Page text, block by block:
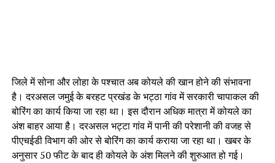
जिले में सोना और लोहा के पश्चात अब कोयले की खान होने की संभावना
है। दरअसल जमुई के बरहट प्रखंड के भट्ठा गांव में सरकारी चापाकल की
बोरिंग का कार्य किया जा रहा था। इस दौरान अधिक मात्रा में कोयले का
अंश बाहर आया है। दरअसल भट्टा गांव में पानी की परेशानी की वजह से
पीएचईडी विभाग की ओर से बोरिंग का कार्य कराया जा रहा था। खबर के
अनुसार 50 फीट के बाद ही कोयले के अंश मिलने की शुरुआत हो गई।